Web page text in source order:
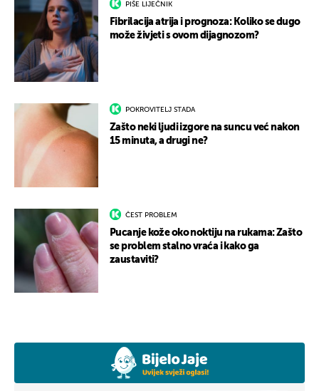
PIŠE LIJEČNIK
Fibrilacija atrija i prognoza: Koliko se dugo
može živjeti s ovom dijagnozom?
POKROVITELJ STADA
Zašto neki ljudi izgore na suncu već nakon
15 minuta, a drugi ne?
ČEST PROBLEM
Pucanje kože oko noktiju na rukama: Zašto
se problem stalno vraća i kako ga
zaustaviti?